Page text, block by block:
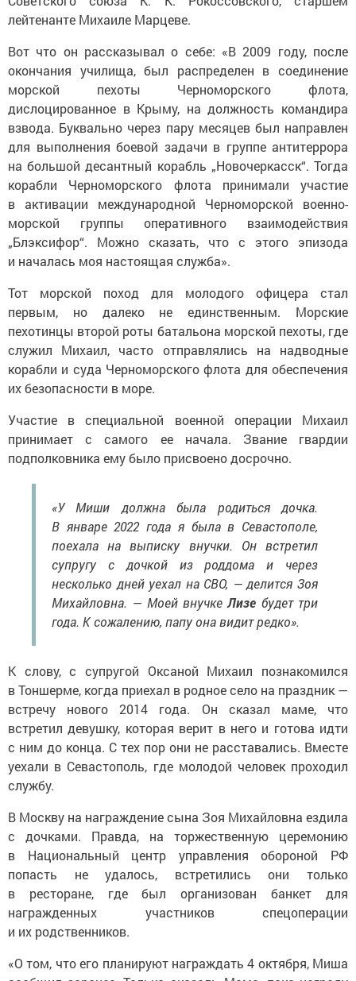
лейтенанте Михаиле Марцеве.
окончания училища, был распределен в соединение
морской пехоты Черноморского флота,
дислоцированное в Крыму, на должность командира
взвода. Буквально через пару месяцев был направлен
для выполнения боевой задачи в группе антитеррора
на большой десантный корабль „Новочеркасск“. Тогда
корабли Черноморского флота принимали участие
в активации международной Черноморской военно-
морской группы оперативного взаимодействия
„Блэксифор“. Можно сказать, что с этого эпизода
и началась моя настоящая служба».
первым, но далеко не единственным. Морские
пехотинцы второй роты батальона морской пехоты, где
служил Михаил, часто отправлялись на надводные
корабли и суда Черноморского флота для обеспечения
их безопасности в море.
принимает с самого ее начала. Звание гвардии
подполковника ему было присвоено досрочно.
В январе 2022 года я была в Севастополе,
поехала на выписку внучки. Он встретил
супругу с дочкой из роддома и через
несколько дней уехал на СВО, — делится Зоя
Михайловна. — Моей внучке Лизебудет три
года. К сожалению, папу она видит редко».
в Тоншерме, когда приехал в родное село на праздник —
встречу нового 2014 года. Он сказал маме, что
встретил девушку, которая верит в него и готова идти
с ним до конца. С тех пор они не расставались. Вместе
уехали в Севастополь, где молодой человек проходил
службу.
с дочками. Правда, на торжественную церемонию
в Национальный центр управления обороной РФ
попасть не удалось, встретились они только
в ресторане, где был организован банкет для
награжденных участников спецоперации
и их родственников.
сообщил заранее. Только сказал: „Мама, пока награду